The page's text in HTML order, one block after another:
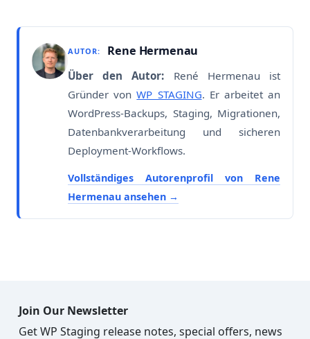
AUTOR: Rene Hermenau
Über den Autor: René Hermenau ist
Gründer vonWP STAGING. Er arbeitet an
WordPress-Backups, Staging, Migrationen,
Datenbankverarbeitung und sicheren
Deployment-Workflows.
Vollständiges Autorenprofil von Rene
Hermenau ansehen
Join Our Newsletter
Get WP Staging release notes, special offers, news